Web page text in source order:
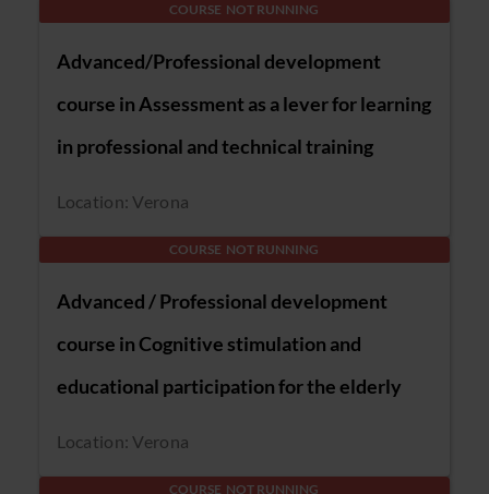
COURSE NOT RUNNING
Advanced/Professional development
course in Assessment as a lever for learning
in professional and technical training
Location: Verona
COURSE NOT RUNNING
Advanced / Professional development
course in Cognitive stimulation and
educational participation for the elderly
Location: Verona
COURSE NOT RUNNING